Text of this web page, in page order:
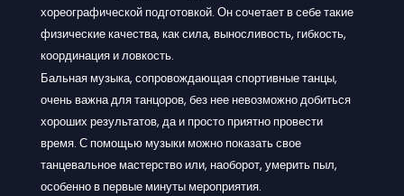
хореографической подготовкой. Он сочетает в себе такие
физические качества, как сила, выносливость, гибкость,
координация и ловкость.
Бальная музыка, сопровождающая спортивные танцы,
очень важна для танцоров, без нее невозможно добиться
хороших результатов, да и просто приятно провести
время. С помощью музыки можно показать свое
танцевальное мастерство или, наоборот, умерить пыл,
особенно в первые минуты мероприятия.